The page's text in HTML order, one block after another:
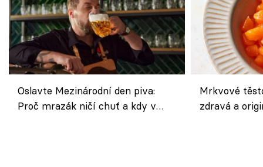
Oslavte Mezinárodní den piva:
Proč mrazák ničí chuť a kdy v
Mrkvové
zdravá a